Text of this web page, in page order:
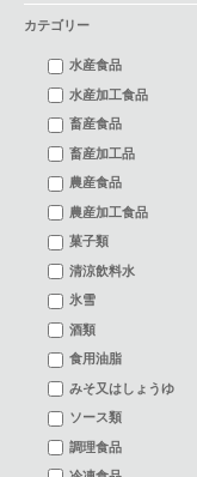
カテゴリー
水産食品
水産加工食品
畜産食品
畜産加工品
農産食品
農産加工食品
菓子類
清涼飲料水
氷雪
酒類
食用油脂
みそ又はしょうゆ
ソース類
調理食品